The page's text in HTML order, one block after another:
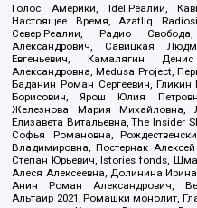
Голос Америки, Idel.Реалии,
Настоящее Время, Azatliq
Север.Реалии, Радио
Александрович, Савицкая
Евгеньевич, Камалягин
Александровна, Medusa Project,
Баданин Роман Сергеевич,
Борисович, Ярош Юлия
Железнова Мария Михайловна,
Елизавета Витальевна, The Insider
Софья Романовна,
Владимировна, Постернак
Степан Юрьевич, Istories fonds,
Алеся Алексеевна, Долинина
Анин Роман Александрович,
Альтаир 2021, Ромашки монолит,